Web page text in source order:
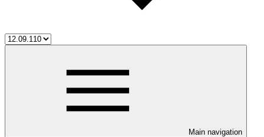
Main navigation